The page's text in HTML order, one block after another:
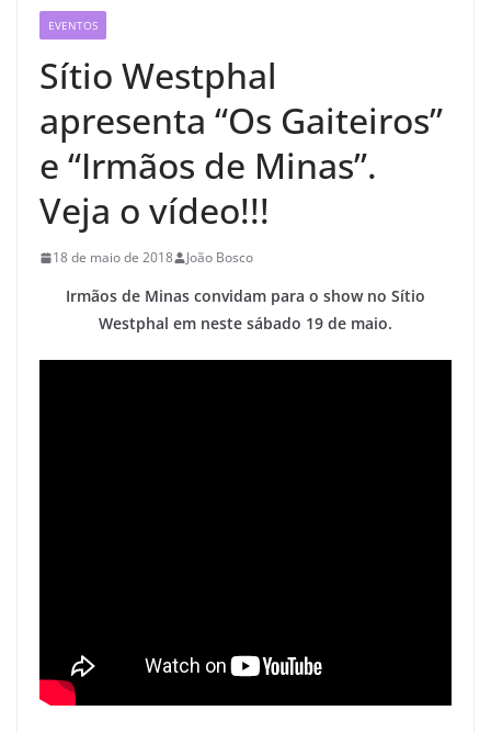
EVENTOS
Sítio Westphal
apresenta “Os Gaiteiros”
e “Irmãos de Minas”.
Veja o vídeo!!!
18 de maio de 2018 João Bosco
Irmãos de Minas convidam para o show no Sítio
Westphal em neste sábado 19 de maio.